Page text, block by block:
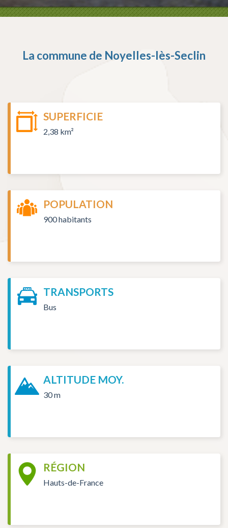
La commune de Noyelles-lès-Seclin
SUPERFICIE
2,38 km²
POPULATION
900 habitants
TRANSPORTS
Bus
ALTITUDE MOY.
30 m
RÉGION
Hauts-de-France